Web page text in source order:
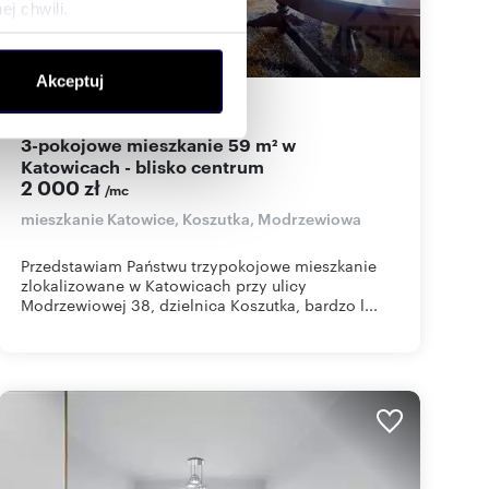
chwili.
społecznościowym,
od Ciebie lub
Akceptuj
m zł/m
3-pokojowe mieszkanie 59 m² w
Katowicach - blisko centrum
2 000 zł /mc
mieszkanie Katowice, Koszutka, Modrzewiowa
Przedstawiam Państwu trzypokojowe mieszkanie
zlokalizowane w Katowicach przy ulicy
Modrzewiowej 38, dzielnica Koszutka, bardzo l...